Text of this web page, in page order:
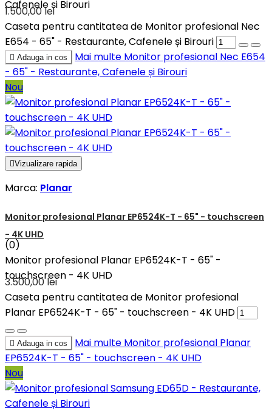
Cafenele și Birouri
1.500,00 lei
Caseta pentru cantitatea de Monitor profesional Nec
E654 - 65" - Restaurante, Cafenele și Birouri
 Adauga in cos Mai multe Monitor profesional Nec E654
- 65" - Restaurante, Cafenele și Birouri
Nou
Vizualizare rapida
Marca: Planar
Monitor profesional Planar EP6524K-T - 65" - touchscreen
- 4K UHD
(0)
Monitor profesional Planar EP6524K-T - 65" -
touchscreen - 4K UHD
3.500,00 lei
Caseta pentru cantitatea de Monitor profesional
Planar EP6524K-T - 65" - touchscreen - 4K UHD
 Adauga in cos Mai multe Monitor profesional Planar
EP6524K-T - 65" - touchscreen - 4K UHD
Nou